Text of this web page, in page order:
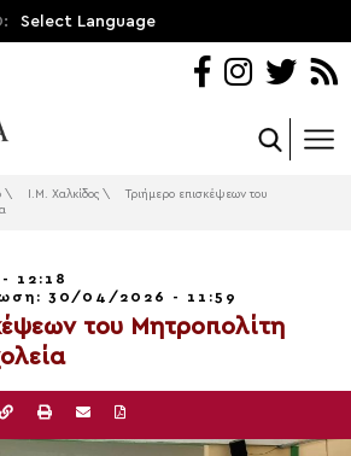
Select Language
\ Ι.Μ. Χαλκίδος \
Τριήμερο επισκέψεων του
12:18
30/04/2026 - 11:59
του Μητροπολίτη